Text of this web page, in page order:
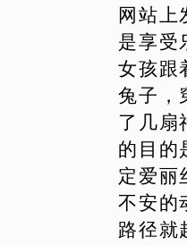
网站上
是享受
女孩跟
兔子，
了几扇
的目的
定爱丽
不安的
路径就